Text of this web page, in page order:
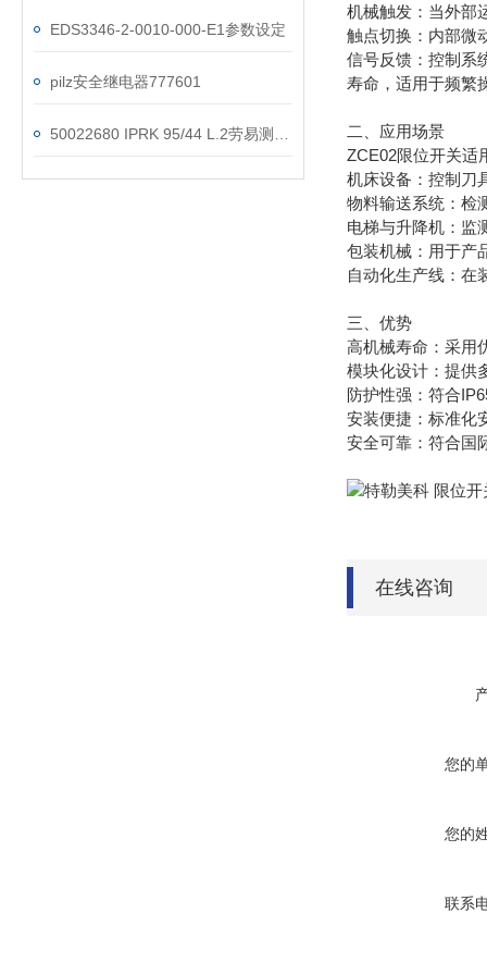
EDS3346-2-0010-000-E1参数设定
pilz安全继电器777601
机械触发：当外部
触点切换：内部微
信号反馈：控制系
寿命，适用于频繁
二、应用场景
ZCE02限位开关适
机床设备：控制刀
物料输送系统：检
电梯与升降机：监
包装机械：用于产
自动化生产线：在
三、优势
高机械寿命：采用
模块化设计：提供
防护性强：符合
安装便捷：标准化
安全可靠：符合国
在线咨询
您的
您的
联系